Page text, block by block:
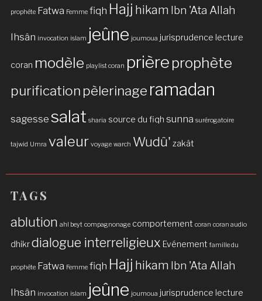
prophète Fatwa Femme fiqh Hajj hikam Ibn 'Ata Allah
Ihsân invocation islam jeûne joumoua jurisprudence lecture
coran modèle playlist coran prière prophète
purification pèlerinage ramadan
sagesse salat sharia source du fiqh sunna surérogatoire
tajwid Umra valeur voyage warch Wudû' zakât
TAGS
ablution ahl beyt compagnonage comportement coran coran audio
dhikrdialogue interreligieux Evénement famille du
prophète Fatwa Femme fiqh Hajj hikam Ibn 'Ata Allah
Ihsân invocation islam jeûne joumoua jurisprudence lecture